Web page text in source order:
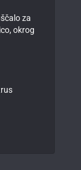
za
okrog